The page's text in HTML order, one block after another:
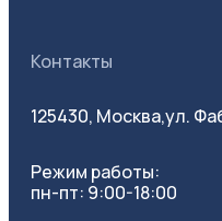
Контакты
125430, Москва,ул.
Режим работы:
пн-пт: 9:00-18:00